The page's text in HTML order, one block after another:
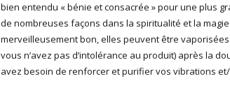
bien entendu « bénie et consacrée » pour une plus
de nombreuses façons dans la spiritualité et la
merveilleusement bon, elles peuvent être
vous n’avez pas d’intolérance au produit) après la
avez besoin de renforcer et purifier vos vibrations